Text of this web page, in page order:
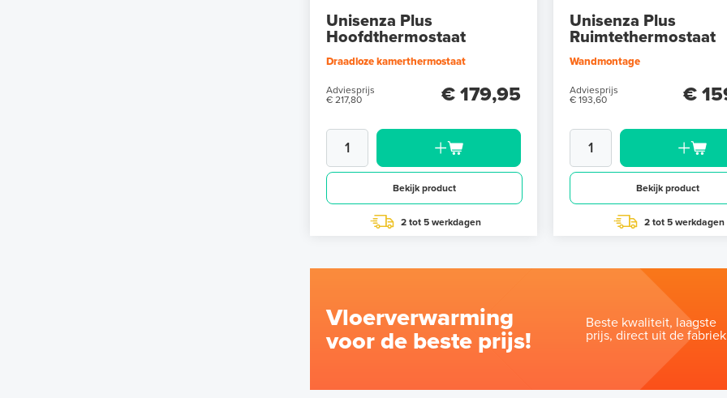
Unisenza Plus
Hoofdthermostaat
Draadloze kamerthermostaat
Adviesprijs
€ 217,80
€ 179,95
Bekijk product
2 tot 5 werkdagen
Unisenza Plus
Ruimtethermostaat
Wandmontage
Adviesprijs
€ 193,60
€
Bekijk product
2 tot 5 werkdagen
Vloerverwarming
voor de beste prijs!
Beste kwaliteit, laagste
prijs, direct uit de